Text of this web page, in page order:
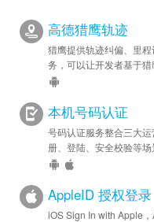
高德猎鹰轨迹
猎鹰提供轨迹纠偏、里
务，可以让开发者基于猎
的轨迹管理系统，应用
本机号码认证
号码认证服务整合三大
册、登陆、安全校验等场
AppleID 授权登录
iOS Sign In with Apple，